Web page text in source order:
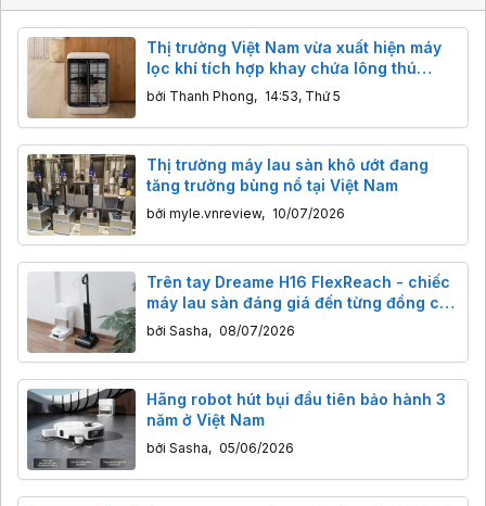
Thị trường Việt Nam vừa xuất hiện máy
lọc khí tích hợp khay chứa lông thú
cưng
bởi Thanh Phong, 14:53, Thứ 5
Thị trường máy lau sàn khô ướt đang
tăng trưởng bùng nổ tại Việt Nam
bởi myle.vnreview, 10/07/2026
Trên tay Dreame H16 FlexReach - chiếc
máy lau sàn đáng giá đến từng đồng cho
người thực dụng
bởi Sasha, 08/07/2026
Hãng robot hút bụi đầu tiên bảo hành 3
năm ở Việt Nam
bởi Sasha, 05/06/2026